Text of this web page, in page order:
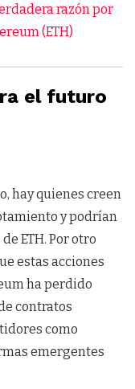
razón por
(ETH)
el futuro
hay quienes creen
y podrían
ETH. Por otro
estas acciones
ha perdido
contratos
como
emergentes